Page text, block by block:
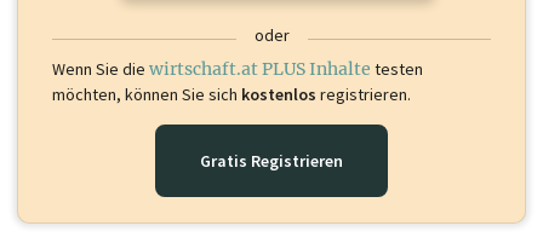
oder
Wenn Sie die wirtschaft.at PLUS Inhalte testen
möchten, können Sie sich kostenlos registrieren.
Gratis Registrieren